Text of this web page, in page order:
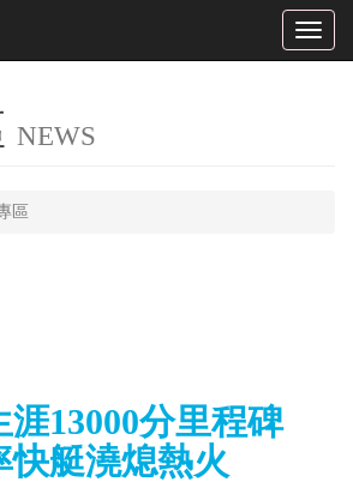
Toggle
NEWS
區
涯13000分里程碑
快艇澆熄熱火